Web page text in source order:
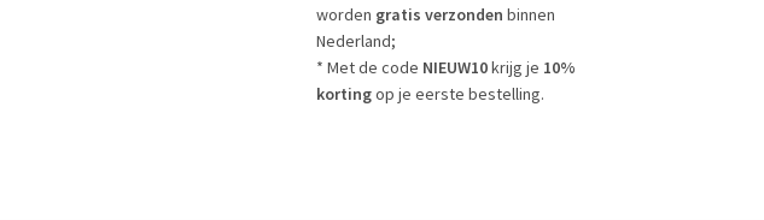
worden gratis verzonden binnen
Nederland;
* Met de code NIEUW10krijg je 10%
kortingop je eerste bestelling.